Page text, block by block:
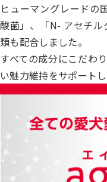
ヒューマングレードの
酸菌」、「N- アセチ
類も配合しました。
すべての成分にこだわ
い魅力維持をサポートし